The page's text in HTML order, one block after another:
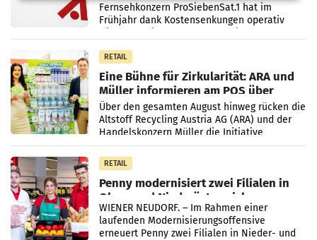
Fernsehkonzern ProSiebenSat.1 hat im
Frühjahr dank Kostensenkungen operativ
RETAIL
Eine Bühne für Zirkularität: ARA und
Müller informieren am POS über
Kreislauffähigkeit
Über den gesamten August hinweg rücken die
Altstoff Recycling Austria AG (ARA) und der
Handelskonzern Müller die Initiative
„Kreislauf-Helden“ in allen österreichischen
Müller-Filialen
RETAIL
Penny modernisiert zwei Filialen in
Ober- und Niederösterreich
WIENER NEUDORF. – Im Rahmen einer
laufenden Modernisierungsoffensive
erneuert Penny zwei Filialen in Nieder- und